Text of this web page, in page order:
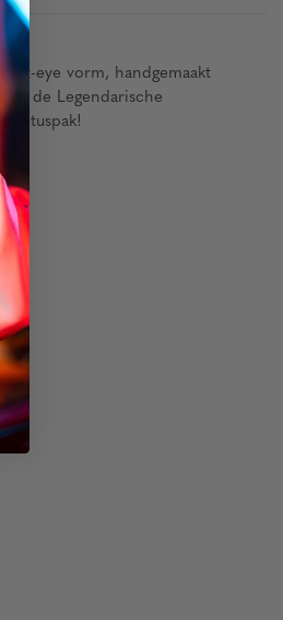
eye vorm, handgemaakt
de Legendarische